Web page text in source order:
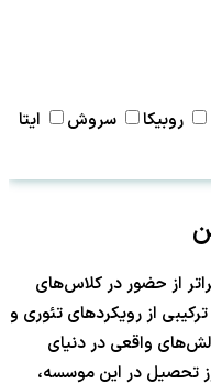
روبیکا سروش ایتا
از حضور در کلاس‌های
از رویکردهای تئوری و
واقعی در دنیای
تحصیل در این موسسه،